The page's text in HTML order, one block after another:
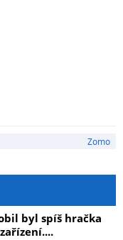
Zomo
byl spíš hračka